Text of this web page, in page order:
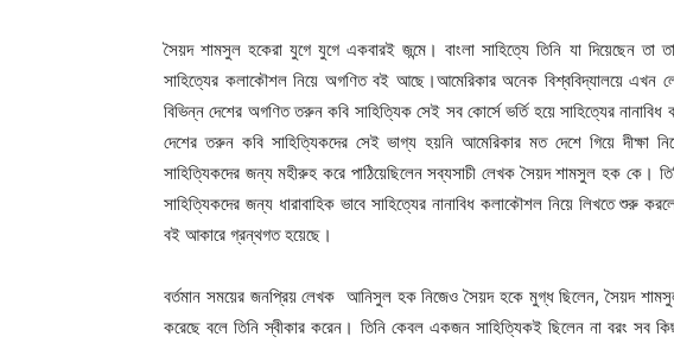
সৈয়দ শামসুল হকেরা যুগে যুগে একবারই জন্মে। বাংলা সাহিত্যে তিনি যা দিয়েছেন তা
সাহিত্যের কলাকৌশল নিয়ে অগণিত বই আছে।আমেরিকার অনেক বিশ্ববিদ্যালয়ে এখন
বিভিন্ন দেশের অগণিত তরুন কবি সাহিত্যিক সেই সব কোর্সে ভর্তি হয়ে সাহিত্যের
দেশের তরুন কবি সাহিত্যিকদের সেই ভাগ্য হয়নি আমেরিকার মত দেশে গিয়ে দীক্ষা
সাহিত্যিকদের জন্য মহীরুহ করে পাঠিয়েছিলেন সব্যসাচী লেখক সৈয়দ শামসুল হক কে।
সাহিত্যিকদের জন্য ধারাবাহিক ভাবে সাহিত্যের নানাবিধ কলাকৌশল নিয়ে লিখতে শুরু
বই আকারে গ্রন্থগত হয়েছে।
বর্তমান সময়ের জনপ্রিয় লেখক আনিসুল হক নিজেও সৈয়দ হকে মুগ্ধ ছিলেন, সৈয়দ
করেছে বলে তিনি স্বীকার করেন। তিনি কেবল একজন সাহিত্যিকই ছিলেন না বরং সব